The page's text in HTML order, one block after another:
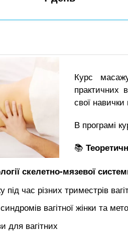
Курс
практичних
свої
В програмі
📚
скелетно-мязевої
час різних триместрів
вагітної жінки та
для вагітних